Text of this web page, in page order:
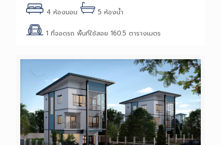
4 ห้องนอน 5 ห้องน้ำ
1 ที่จอดรถ พื้นที่ใช้สอย 160.5 ตารางเมตร